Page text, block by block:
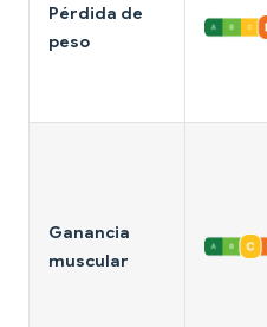
Pérdida de
peso
Ganancia
muscular